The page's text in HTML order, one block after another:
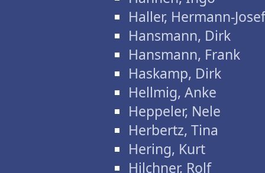
Haller, Hermann-Josef
Hansmann, Dirk
Hansmann, Frank
Haskamp, Dirk
Hellmig, Anke
Heppeler, Nele
Herbertz, Tina
Hering, Kurt
Hilchner, Rolf